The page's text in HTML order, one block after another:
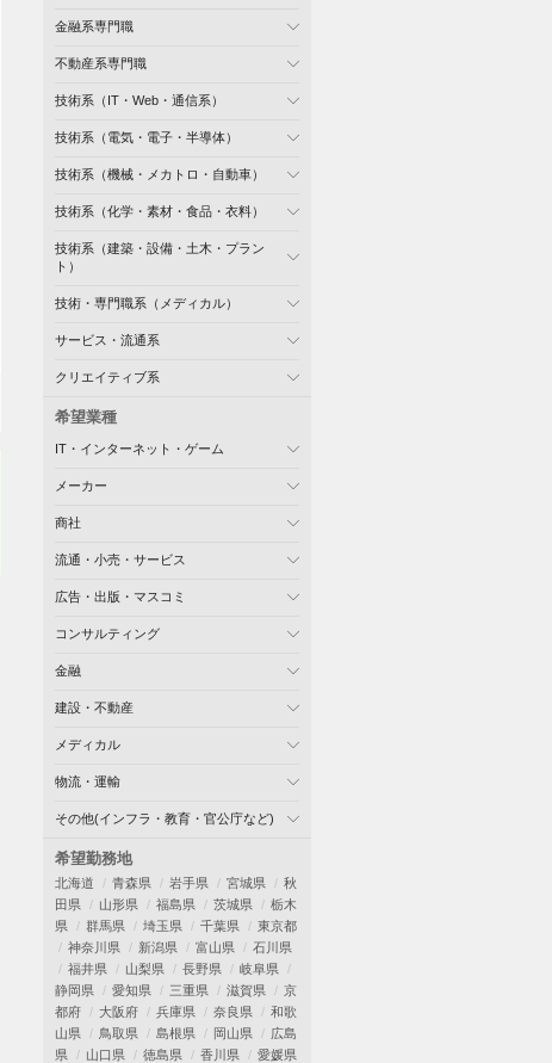
金融系専門職
不動産系専門職
技術系（IT・Web・通信系）
技術系（電気・電子・半導体）
技術系（機械・メカトロ・自動車）
技術系（化学・素材・食品・衣料）
技術系（建築・設備・土木・プラン
ト）
技術・専門職系（メディカル）
サービス・流通系
クリエイティブ系
希望業種
IT・インターネット・ゲーム
メーカー
商社
流通・小売・サービス
広告・出版・マスコミ
コンサルティング
金融
建設・不動産
メディカル
物流・運輸
その他(インフラ・教育・官公庁など)
希望勤務地
北海道 青森県 岩手県 宮城県
秋
田県
山形県 福島県 茨城県
栃木
県
群馬県 埼玉県 千葉県
東京都
神奈川県
新潟県 富山県
石川県
福井県
山梨県 長野県
岐阜県
静岡県
愛知県 三重県 滋賀県
京
都府
大阪府 兵庫県 奈良県
和歌
山県
鳥取県 島根県 岡山県
広島
県
山口県 徳島県 香川県
愛媛県